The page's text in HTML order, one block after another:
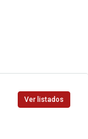
Ver listados